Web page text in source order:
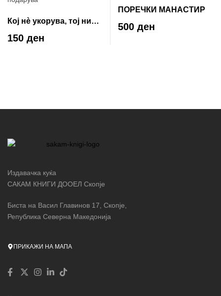
Кој нè укорува, тој ни
подарува
150 ден
ПОРЕЧКИ МАНАСТИР
500 ден
Издавачка куќа
САКАМ КНИГИ ДООЕЛ Скопје
Биста на Васил Главинов 17, Скопје,
Република Северна Македонија
ПРИКАЖИ НА МАПА